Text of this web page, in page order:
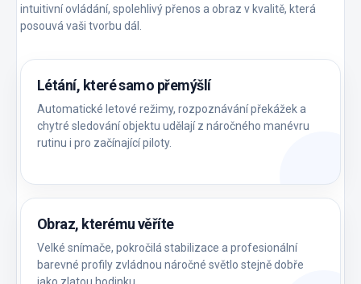
intuitivní ovládání, spolehlivý přenos a obraz v kvalitě, která
posouvá vaši tvorbu dál.
Létání, které samo přemýšlí
Automatické letové režimy, rozpoznávání překážek a
chytré sledování objektu udělají z náročného manévru
rutinu i pro začínající piloty.
Obraz, kterému věříte
Velké snímače, pokročilá stabilizace a profesionální
barevné profily zvládnou náročné světlo stejně dobře